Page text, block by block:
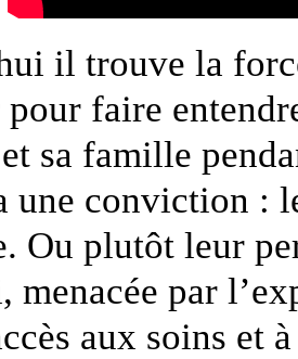
il trouve la
pour faire
sa famille
une conviction :
Ou plutôt leur
menacée par
aux soins et